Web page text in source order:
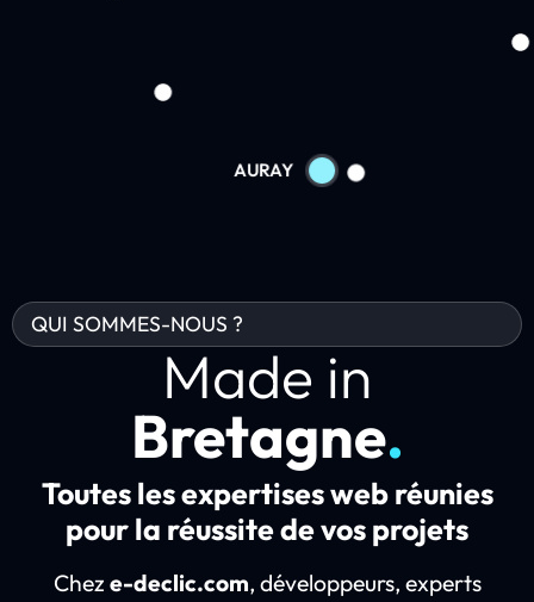
AURAY
QUI SOMMES-NOUS ?
Made in
Bretagne.
Toutes les expertises web réunies
pour la réussite de vos projets
Chez e-declic.com, développeurs, experts